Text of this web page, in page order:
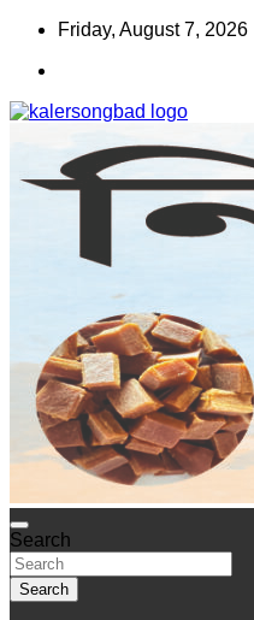
Skip
content
Friday, August 7, 2026
কালের সংবাদ
www.kalersongbad.com
Search
Search